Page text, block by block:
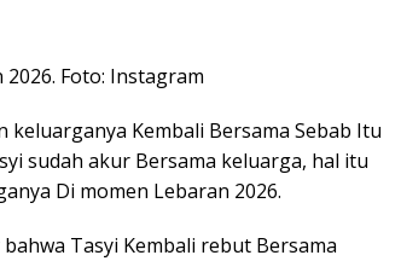
Foto: Instagram
keluarganya Kembali Bersama Sebab Itu
sudah akur Bersama keluarga, hal itu
Di momen Lebaran 2026.
Tasyi Kembali rebut Bersama